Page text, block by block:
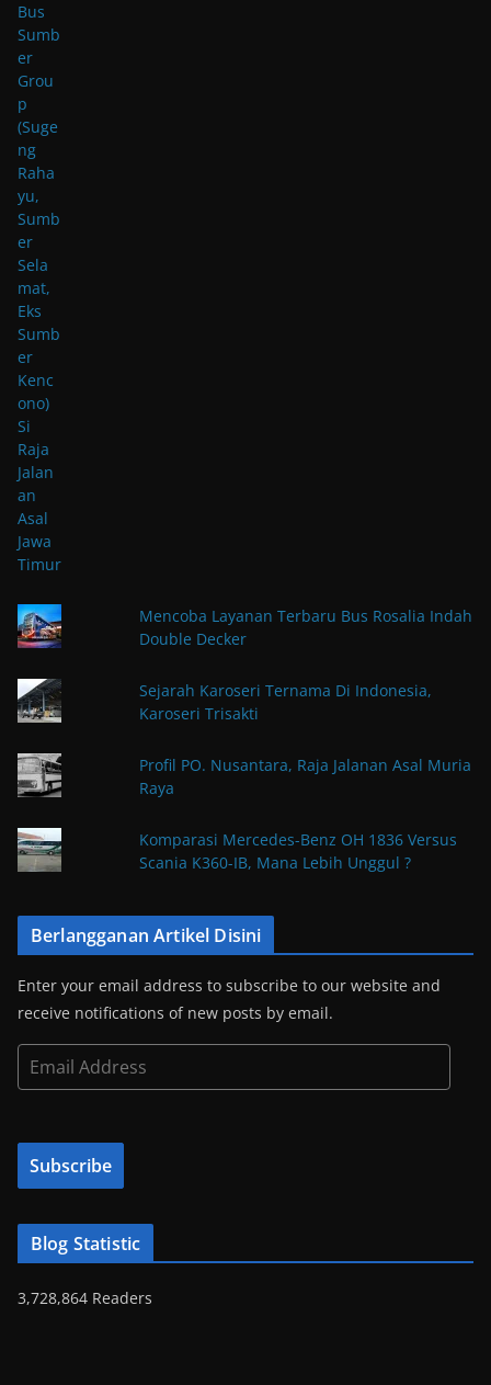
Mencoba Layanan Terbaru Bus Rosalia Indah
Double Decker
Sejarah Karoseri Ternama Di Indonesia,
Karoseri Trisakti
Profil PO. Nusantara, Raja Jalanan Asal Muria
Raya
Komparasi Mercedes-Benz OH 1836 Versus
Scania K360-IB, Mana Lebih Unggul ?
Berlangganan Artikel Disini
Enter your email address to subscribe to our website and
receive notifications of new posts by email.
m
i
A
d
e
Subscribe
Blog Statistic
3,728,864 Readers